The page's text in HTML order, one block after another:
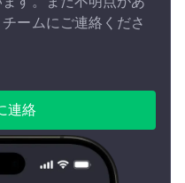
ームにご連絡くださ
連絡